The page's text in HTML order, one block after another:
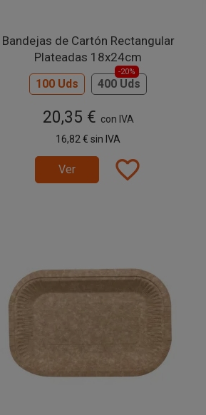
Bandejas de Cartón Rectangular
Plateadas 18x24cm
100 Uds 400 Uds
-20%
20,35 € con IVA
16,82 € sin IVA
Ver favorite_border